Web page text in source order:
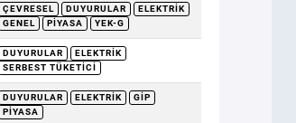
ÇEVRESEL DUYURULAR
ELEKTRIK
GENEL
PIYASA YEK-G
DUYURULAR
ELEKTRIK
SERBEST TÜKETICI
DUYURULAR ELEKTRIK
GİP
PIYASA